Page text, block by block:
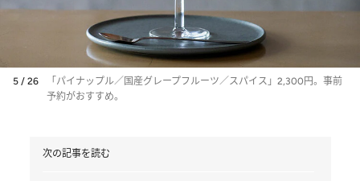
5 / 26
「パイナップル／国産グレープフルーツ／スパイス」2,300円。事前
予約がおすすめ。
次の記事を読む